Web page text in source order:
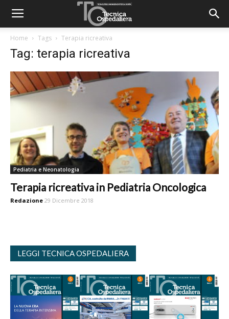
Home Tags Terapia ricreativa
Tag: terapia ricreativa
Pediatria e Neonatologia
Terapia ricreativa in Pediatria Oncologica
Redazione 29 Dicembre 2018
LEGGI TECNICA OSPEDALIERA